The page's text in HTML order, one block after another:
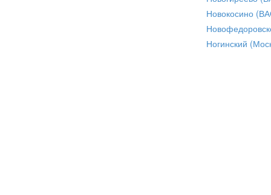
Новокосино
Ногинский